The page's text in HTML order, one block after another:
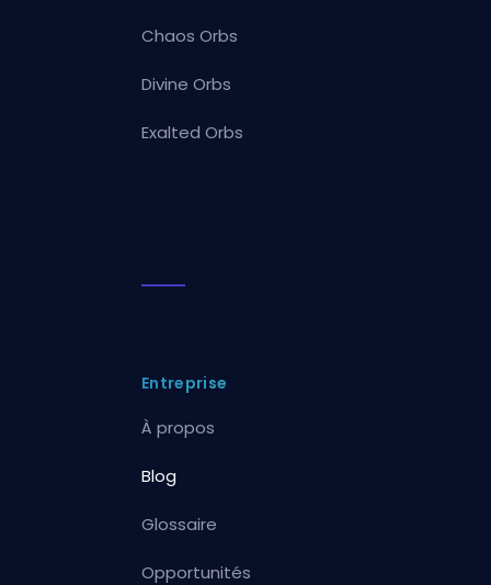
Chaos Orbs
Divine Orbs
Exalted Orbs
Entreprise
À propos
Blog
Glossaire
Opportunités